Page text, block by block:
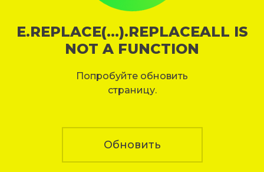
E.REPLACE(...).REPLACEALL IS
NOT A FUNCTION
Попробуйте обновить
страницу.
Обновить